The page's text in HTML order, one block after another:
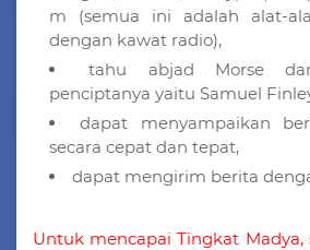
m (semua ini adalah alat-
dengan kawat radio),
tahu abjad Morse
penciptanya yaitu Samuel
dapat menyampaikan
secara cepat dan tepat,
dapat mengirim berita
Untuk mencapai Tingkat Madya,